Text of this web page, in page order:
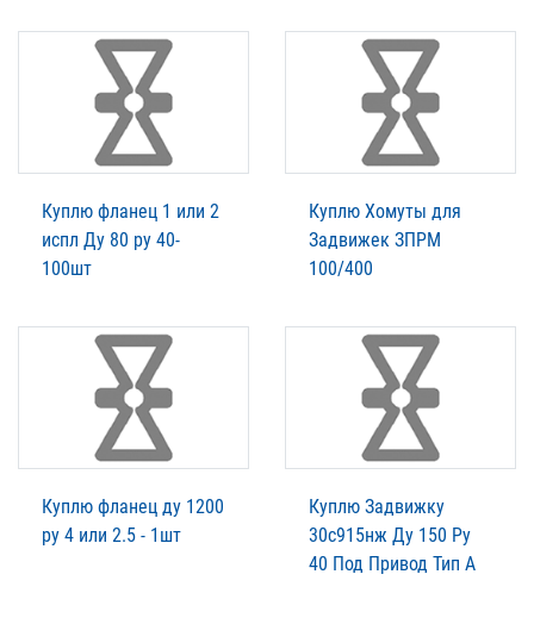
Куплю фланец 1 или 2
испл Ду 80 ру 40-
100шт
Куплю Хомуты для
Задвижек ЗПРМ
100/400
Куплю фланец ду 1200
ру 4 или 2.5 - 1шт
Куплю Задвижку
30с915нж Ду 150 Ру
40 Под Привод Тип А